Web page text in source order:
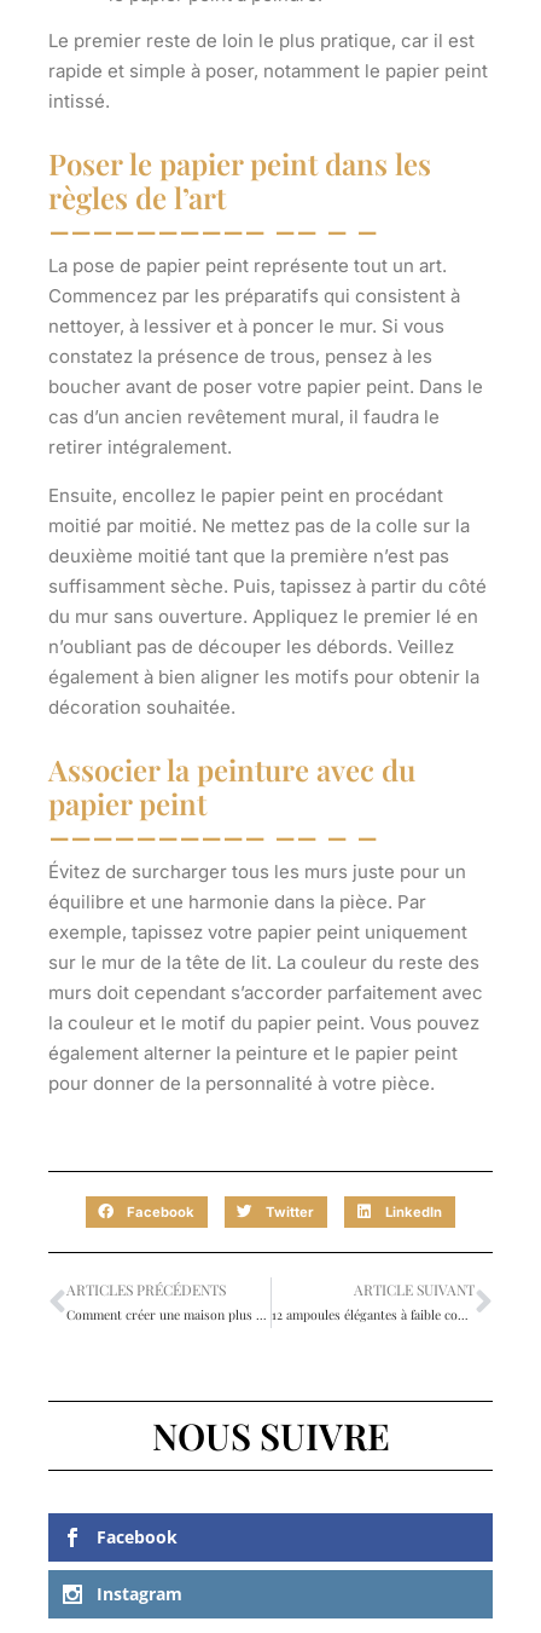
Le premier reste de loin le plus pratique, car il est
rapide et simple à poser, notamment le papier peint
intissé.
Poser le papier peint dans les
règles de l’art
La pose de papier peint représente tout un art.
Commencez par les préparatifs qui consistent à
nettoyer, à lessiver et à poncer le mur. Si vous
constatez la présence de trous, pensez à les
boucher avant de poser votre papier peint. Dans le
cas d’un ancien revêtement mural, il faudra le
retirer intégralement.
Ensuite, encollez le papier peint en procédant
moitié par moitié. Ne mettez pas de la colle sur la
deuxième moitié tant que la première n’est pas
suffisamment sèche. Puis, tapissez à partir du côté
du mur sans ouverture. Appliquez le premier lé en
n’oubliant pas de découper les débords. Veillez
également à bien aligner les motifs pour obtenir la
décoration souhaitée.
Associer la peinture avec du
papier peint
Évitez de surcharger tous les murs juste pour un
équilibre et une harmonie dans la pièce. Par
exemple, tapissez votre papier peint uniquement
sur le mur de la tête de lit. La couleur du reste des
murs doit cependant s’accorder parfaitement avec
la couleur et le motif du papier peint. Vous pouvez
également alterner la peinture et le papier peint
pour donner de la personnalité à votre pièce.
Facebook Twitter LinkedIn
ARTICLES PRÉCÉDENTS
Comment créer une maison plus ouverte sur l’extérieur ?
ARTICLE SUIVANT
12 ampoules élégantes à faible consommation d’énergie
NOUS SUIVRE
Facebook
Instagram